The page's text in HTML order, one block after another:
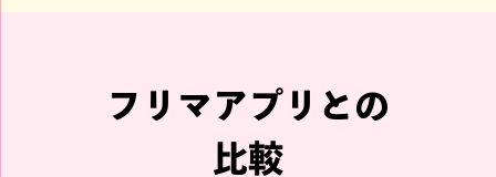
買取強化中!!
ウンソク ソンヨンドリ
買取強化中!!
フリマアプリとの
比較